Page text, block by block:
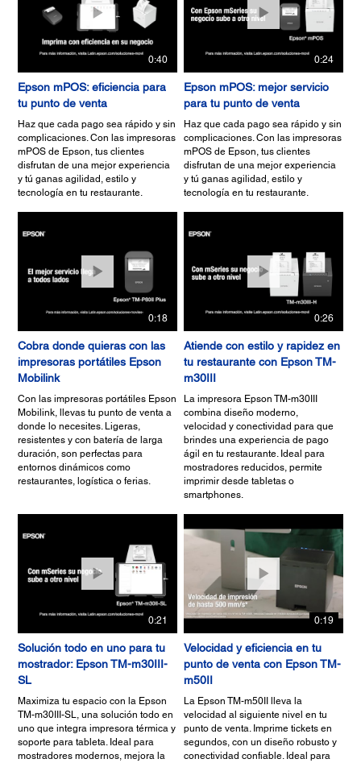
0:40
Epson mPOS: eficiencia para
tu punto de venta
Haz que cada pago sea rápido y sin
complicaciones. Con las impresoras
mPOS de Epson, tus clientes
disfrutan de una mejor experiencia
y tú ganas agilidad, estilo y
tecnología en tu restaurante.
0:24
Epson mPOS: mejor servicio
para tu punto de venta
Haz que cada pago sea rápido y sin
complicaciones. Con las impresoras
mPOS de Epson, tus clientes
disfrutan de una mejor experiencia
y tú ganas agilidad, estilo y
tecnología en tu restaurante.
0:18
Cobra donde quieras con las
impresoras portátiles Epson
Mobilink
Con las impresoras portátiles Epson
Mobilink, llevas tu punto de venta a
donde lo necesites. Ligeras,
resistentes y con batería de larga
duración, son perfectas para
entornos dinámicos como
restaurantes, logística o ferias.
0:26
Atiende con estilo y rapidez en
tu restaurante con Epson TM-
m30III
La impresora Epson TM-m30III
combina diseño moderno,
velocidad y conectividad para que
brindes una experiencia de pago
ágil en tu restaurante. Ideal para
mostradores reducidos, permite
imprimir desde tabletas o
smartphones.
0:21
Solución todo en uno para tu
mostrador: Epson TM-m30III-
SL
Maximiza tu espacio con la Epson
TM-m30III-SL, una solución todo en
uno que integra impresora térmica y
soporte para tableta. Ideal para
mostradores modernos, mejora la
0:19
Velocidad y eficiencia en tu
punto de venta con Epson TM-
m50II
La Epson TM-m50II lleva la
velocidad al siguiente nivel en tu
punto de venta. Imprime tickets en
segundos, con un diseño robusto y
conectividad confiable. Ideal para